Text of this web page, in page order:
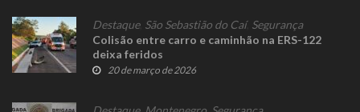
Destaque, São Sebastião do Caí, Segurança
Colisão entre carro e caminhão na ERS-122
deixa feridos
20 de março de 2026